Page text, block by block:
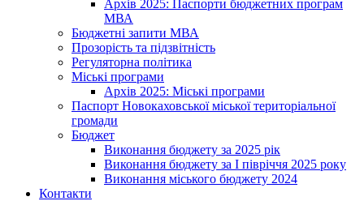
Архів 2025: Паспорти бюджетних програм
МВА
Бюджетні запити МВА
Прозорість та підзвітність
Регуляторна політика
Міські програми
Архів 2025: Міські програми
Паспорт Новокаховської міської територіальної
громади
Бюджет
Виконання бюджету за 2025 рік
Виконання бюджету за І півріччя 2025 року
Виконання міського бюджету 2024
Контакти